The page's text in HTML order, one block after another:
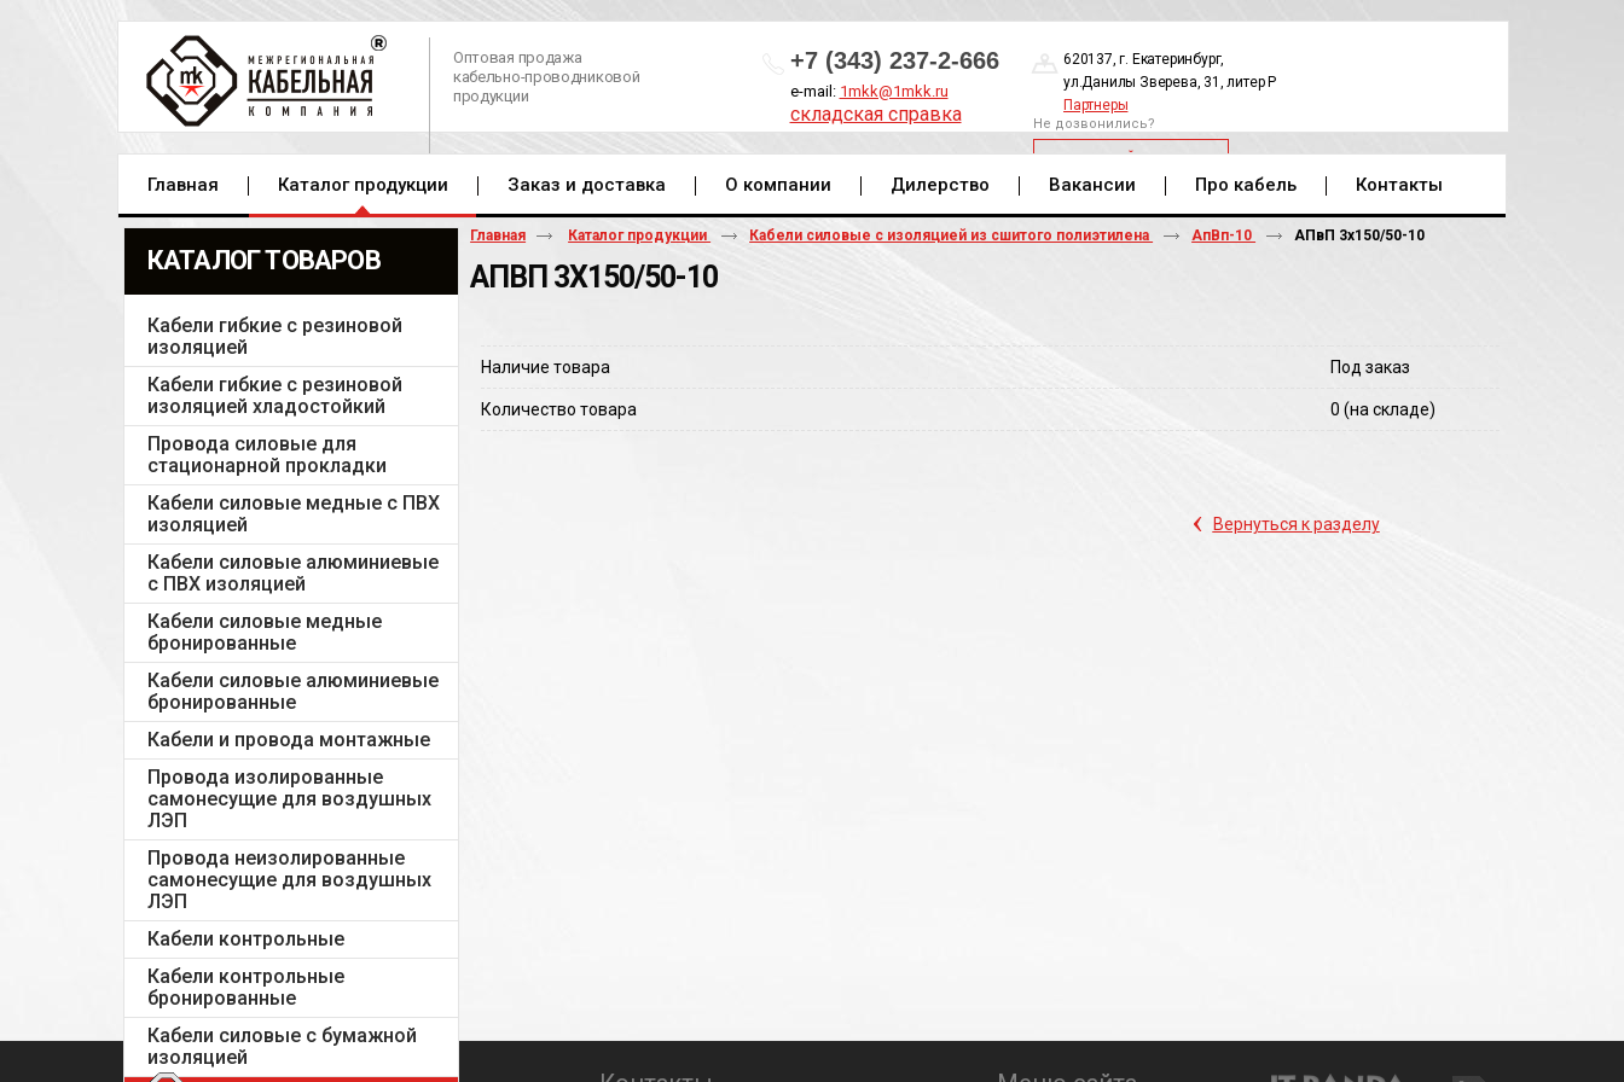
Оптовая продажа
кабельно-проводниковой
продукции
+7 (343) 237-2-666
e-mail: 1mkk@1mkk.ru
складская справка
620137, г. Екатеринбург,
ул.Данилы Зверева, 31, литер Р
Партнеры
Не дозвонились?
ОБРАТНЫЙ ЗВОНОК
Главная Каталог продукции Заказ и доставка О компании Дилерство Вакансии Про кабель Контакты
КАТАЛОГ ТОВАРОВ
Кабели гибкие с резиновой
изоляцией
Кабели гибкие с резиновой
изоляцией хладостойкий
Провода силовые для
стационарной прокладки
Кабели силовые медные с ПВХ
изоляцией
Кабели силовые алюминиевые
с ПВХ изоляцией
Кабели силовые медные
бронированные
Кабели силовые алюминиевые
бронированные
Кабели и провода монтажные
Провода изолированные
самонесущие для воздушных
ЛЭП
Провода неизолированные
самонесущие для воздушных
ЛЭП
Кабели контрольные
Кабели контрольные
бронированные
Кабели силовые с бумажной
изоляцией
Главная Каталог продукции Кабели силовые с изоляцией из сшитого полиэтилена АпВп-10 АПвП 3х150/50-10
АПВП 3Х150/50-10
Наличие товара Под заказ
Количество товара 0 (на складе)
‹ Вернуться к разделу